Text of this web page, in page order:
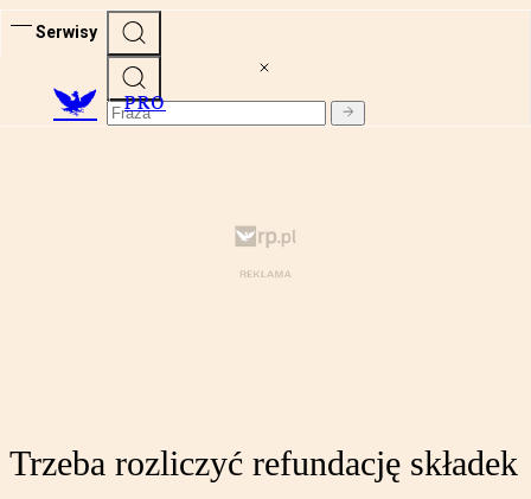
Serwisy
PRO
Trzeba rozliczyć refundację składek